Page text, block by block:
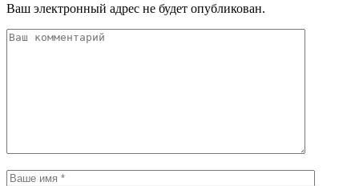
Ваш электронный адрес не будет опубликован.